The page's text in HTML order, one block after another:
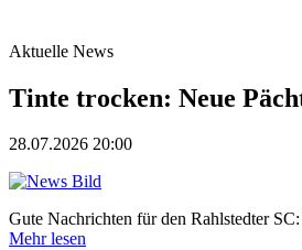
Aktuelle News
Tinte trocken: Neue
28.07.2026 20:00
Gute Nachrichten für den Rahlstedter
Mehr lesen